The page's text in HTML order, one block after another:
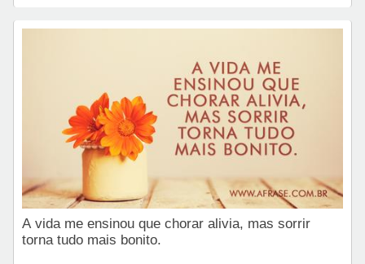
A vida me ensinou que chorar alivia, mas sorrir
torna tudo mais bonito.